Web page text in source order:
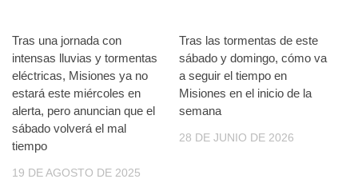
Tras una jornada con
intensas lluvias y tormentas
eléctricas, Misiones ya no
estará este miércoles en
alerta, pero anuncian que el
sábado volverá el mal
tiempo
19 DE AGOSTO DE 2025
Tras las tormentas de este
sábado y domingo, cómo va
a seguir el tiempo en
Misiones en el inicio de la
semana
28 DE JUNIO DE 2026